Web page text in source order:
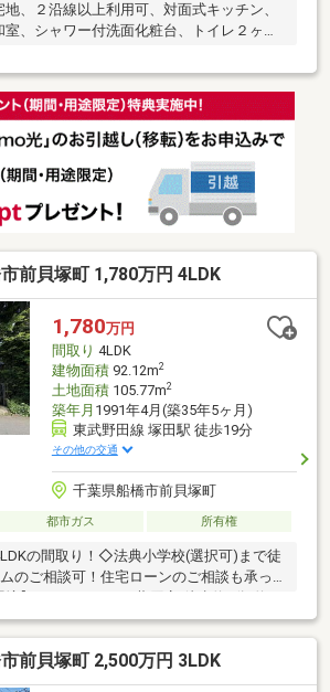
、２沿線以上利用可、対面式キッチン、
、シャワー付洗面化粧台、トイレ２ヶ
前貝塚町 1,780万円 4LDK
1,780万円
間取り 4LDK
建物面積92.12m2
土地面積105.77m2
築年月 1991年4月(築35年5ヶ月)
東武野田線 塚田駅 徒歩19分
その他の交通
千葉県船橋市前貝塚町
都市ガス 所有権
の間取り！◇法典小学校(選択可)まで徒
のご相談可！住宅ローンのご相談も承っ
境】・ヨークマート藤原店/徒歩約9分/約
ト船橋藤原店/徒歩約7分/約560ｍ・サンド
/約670ｍ・船橋藤原三郵便局/徒歩約7分/
園/徒歩約6分/約480ｍ・船橋馬込沢雲母保
・前貝塚町4号公園/徒歩約5分/約350ｍ・
前貝塚町 2,500万円 3LDK